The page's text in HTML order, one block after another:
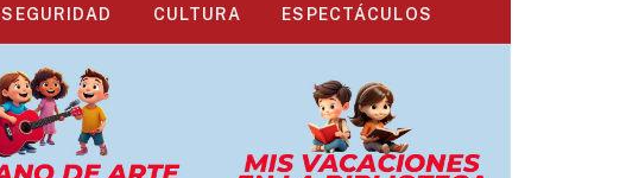
SEGURIDAD CULTURA ESPECTÁCULOS